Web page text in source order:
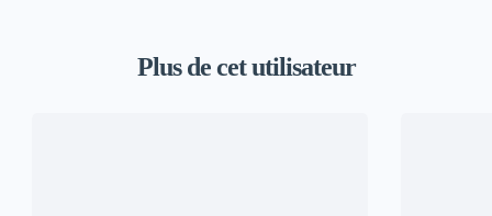
Plus de cet utilisateur